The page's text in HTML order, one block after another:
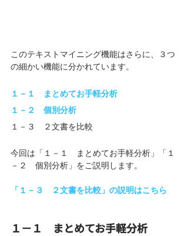
このテキストマイニング機能はさらに、３つ
の細かい機能に分かれています。
１－１　まとめてお手軽分析
１－２　個別分析
１－３　２文書を比較
今回は「１－１　まとめてお手軽分析」「１
－２　個別分析」をご説明します。
「１－３　２文書を比較」の説明はこちら
１－１　まとめてお手軽分析